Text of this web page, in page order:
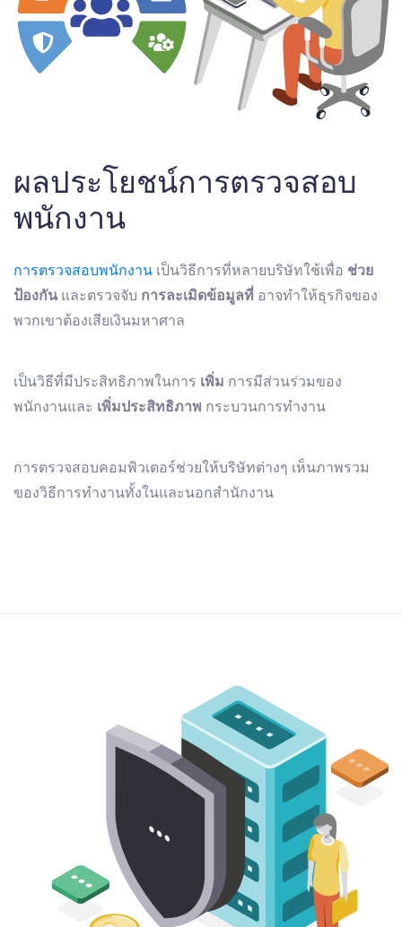
ผลประโยชน์การตรวจสอบ
พนักงาน
การตรวจสอบพนักงาน เป็นวิธีการที่หลายบริษัทใช้เพื่อ ช่วย
ป้องกัน และตรวจจับ การละเมิดข้อมูลที่ อาจทําให้ธุรกิจของ
พวกเขาต้องเสียเงินมหาศาล
เป็นวิธีที่มีประสิทธิภาพในการ เพิ่ม การมีส่วนร่วมของ
พนักงานและ เพิ่มประสิทธิภาพ กระบวนการทํางาน
การตรวจสอบคอมพิวเตอร์ช่วยให้บริษัทต่างๆ เห็นภาพรวม
ของวิธีการทํางานทั้งในและนอกสํานักงาน